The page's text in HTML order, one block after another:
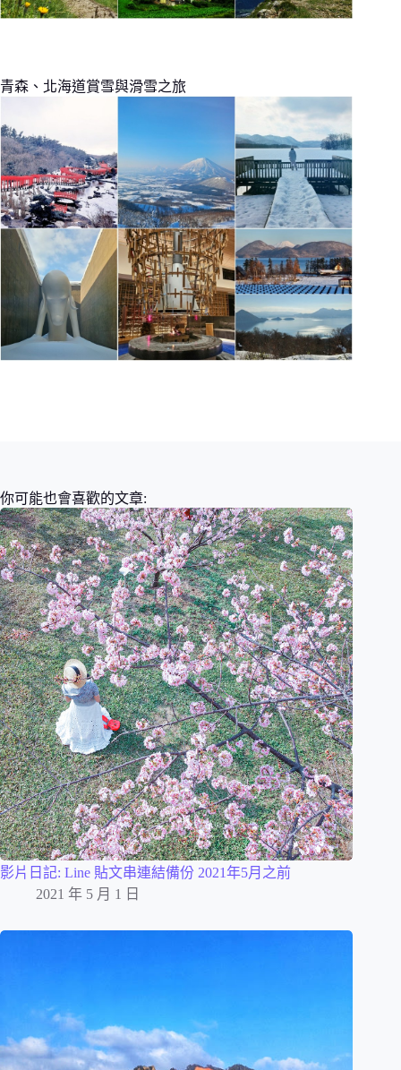
青森、北海道賞雪與滑雪之旅
你可能也會喜歡的文章:
影片日記: Line 貼文串連結備份 2021年5月之前
2021 年 5 月 1 日